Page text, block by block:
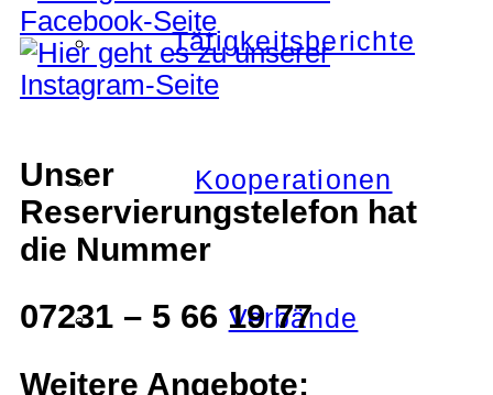
Tätigkeitsberichte
Kooperationen
Verbände
Unser
Reservierungstelefon hat
die Nummer
07231 – 5 66 19 77
Weitere Angebote: